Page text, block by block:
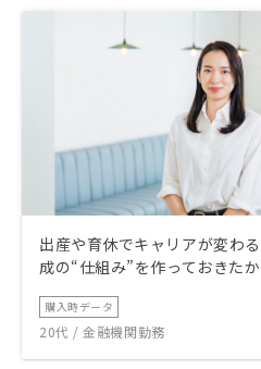
出産や育休でキャリアが変わ
成の“仕組み”を作っておきたか
購入時データ
20代 / 金融機関勤務